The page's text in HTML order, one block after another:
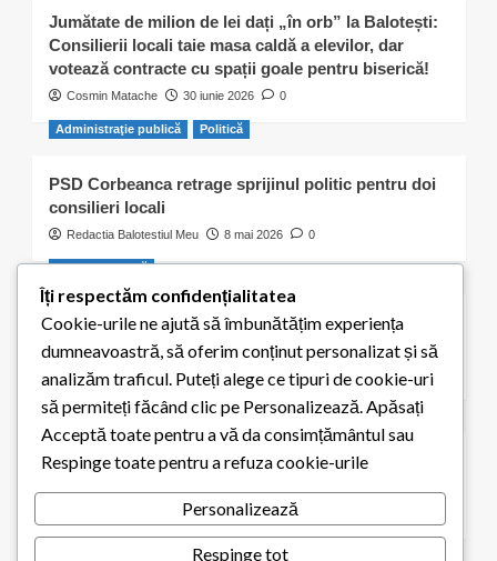
Jumătate de milion de lei dați „în orb” la Balotești:
Consilierii locali taie masa caldă a elevilor, dar
votează contracte cu spații goale pentru biserică!
Cosmin Matache 30 iunie 2026 0
Administraţie publică Politică
PSD Corbeanca retrage sprijinul politic pentru doi
consilieri locali
Redactia Balotestiul Meu 8 mai 2026 0
Activitate civică
S-a ales „praful” de cei 300 de puieți plantați de
elevii școlii din Balotești
Redactia Balotestiul Meu 8 mai 2026
Educaţie
Elevii din Balotești pot primi 200 de euro pentru
Redactia Balotestiul Meu 1 mai 2026
Îți respectăm confidențialitatea
Cookie-urile ne ajută să îmbunătățim experiența
dumneavoastră, să oferim conținut personalizat și să
analizăm traficul. Puteți alege ce tipuri de cookie-uri
să permiteți făcând clic pe Personalizează. Apăsați
Acceptă toate pentru a vă da consimțământul sau
Respinge toate pentru a refuza cookie-urile
Personalizează
Respinge tot